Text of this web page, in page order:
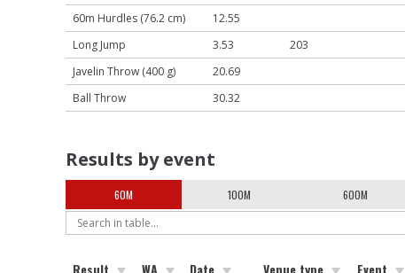
60m Hurdles (76.2 cm)
12.55
Long Jump
3.53 203
Javelin Throw (400 g)
20.69
Ball Throw
30.32
Results by event
60M 100M 600M
Result WA Date Venue type Event